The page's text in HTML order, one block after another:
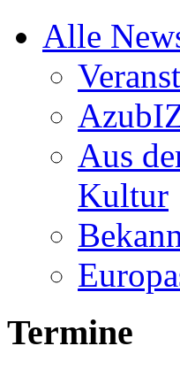
Alle
Aus
Kultur
Termine